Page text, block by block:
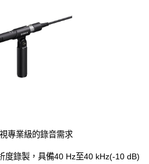
專業級的錄音需求
錄製，具備40 Hz至40 kHz(-10 dB)